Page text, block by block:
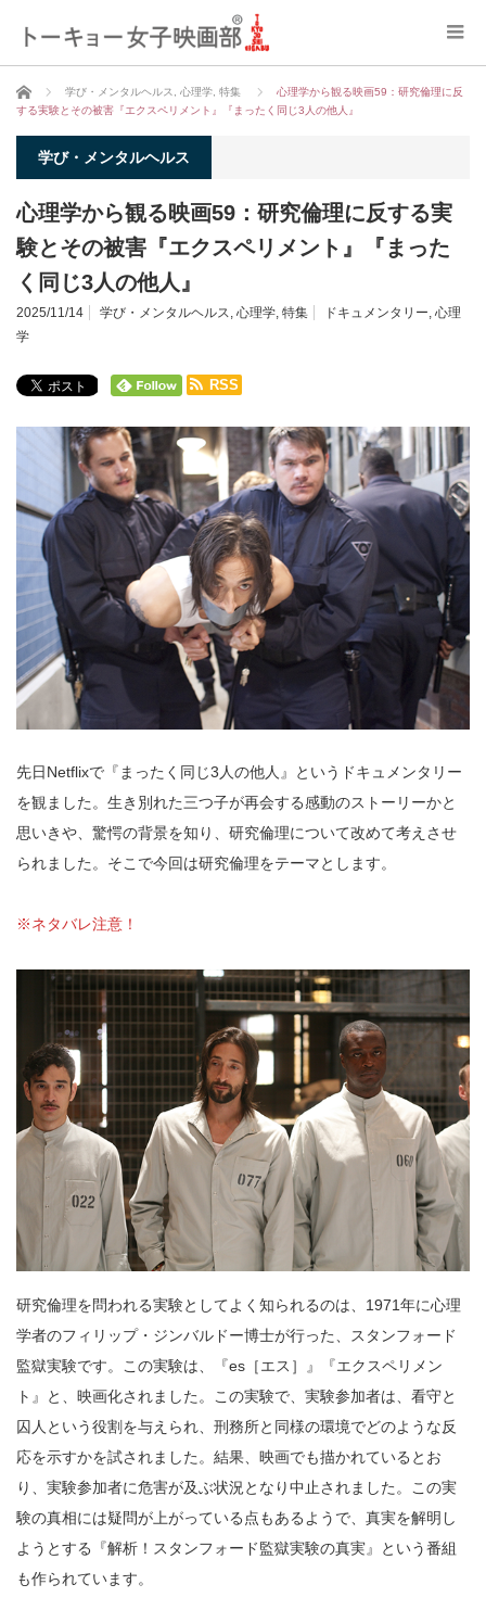
ホーム 学び・メンタルヘルス 心理学 特集
心理学から観る映画59：研究倫理に反
する実験とその被害『エクスペリメント』『まったく同じ3人の他人』
学び・メンタルヘルス
心理学から観る映画59：研究倫理に反する実
験とその被害『エクスペリメント』『まった
く同じ3人の他人』
2025/11/14 学び・メンタルヘルス, 心理学, 特集 ドキュメンタリー, 心理
学
RSS
先日Netflixで『まったく同じ3人の他人』というドキュメンタリー
を観ました。生き別れた三つ子が再会する感動のストーリーかと
思いきや、驚愕の背景を知り、研究倫理について改めて考えさせ
られました。そこで今回は研究倫理をテーマとします。
※ネタバレ注意！
研究倫理を問われる実験としてよく知られるのは、1971年に心理
学者のフィリップ・ジンバルドー博士が行った、スタンフォード
監獄実験です。この実験は、『es［エス］』『エクスペリメン
ト』と、映画化されました。この実験で、実験参加者は、看守と
囚人という役割を与えられ、刑務所と同様の環境でどのような反
応を示すかを試されました。結果、映画でも描かれているとお
り、実験参加者に危害が及ぶ状況となり中止されました。この実
験の真相には疑問が上がっている点もあるようで、真実を解明し
ようとする『解析！スタンフォード監獄実験の真実』という番組
も作られています。